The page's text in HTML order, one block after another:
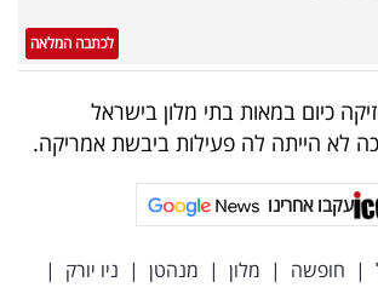
לכתבה המלאה
כיום במאות בתי מלון בישראל
לא הייתה לה פעילות ביבשת אמריקה.
עקבו אחרינו
| חופשה | מלון | מנהטן | ניו יורק |